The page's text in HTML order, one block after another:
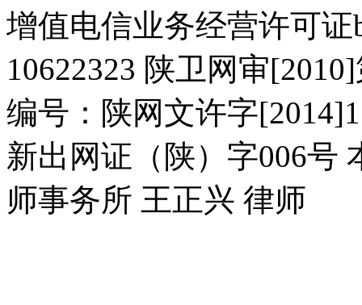
增值电信业务经营许可证
10622323 陕卫网审
编号：陕网文许字
新出网证（陕）字006号
师事务所 王正兴 律师